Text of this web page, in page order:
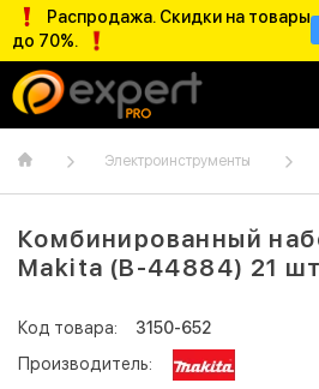
Распродажа. Скидки на товары
до 70%.
Электроинструменты
Комбинированный
Makita (B-44884) 21 шт
Код товара:
3150-652
Производитель: